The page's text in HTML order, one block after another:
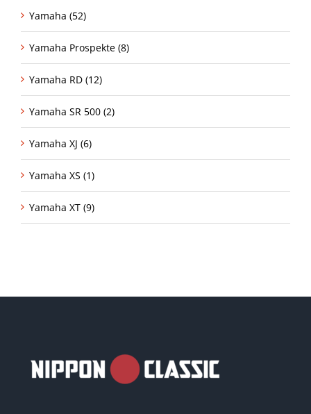
Yamaha (52)
Yamaha Prospekte (8)
Yamaha RD (12)
Yamaha SR 500 (2)
Yamaha XJ (6)
Yamaha XS (1)
Yamaha XT (9)